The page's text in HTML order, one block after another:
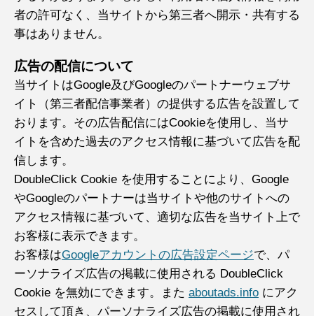
者の許可なく、当サイトから第三者へ開示・共有する
事はありません。
広告の配信について
当サイトはGoogle及びGoogleのパートナーウェブサ
イト（第三者配信事業者）の提供する広告を設置して
おります。その広告配信にはCookieを使用し、当サ
イトを含めた過去のアクセス情報に基づいて広告を配
信します。
DoubleClick Cookie を使用することにより、Google
やGoogleのパートナーは当サイトや他のサイトへの
アクセス情報に基づいて、適切な広告を当サイト上で
お客様に表示できます。
お客様はGoogleアカウントの広告設定ページで、パ
ーソナライズ広告の掲載に使用される DoubleClick
Cookie を無効にできます。また aboutads.info にアク
セスして頂き、パーソナライズ広告の掲載に使用され